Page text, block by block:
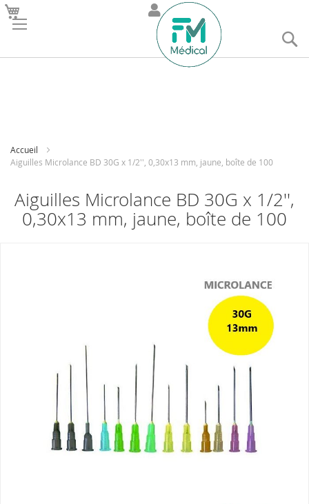
Accueil
Aiguilles Microlance BD 30G x 1/2'', 0,30x13 mm, jaune, boîte de 100
Aiguilles Microlance BD 30G x 1/2'',
0,30x13 mm, jaune, boîte de 100